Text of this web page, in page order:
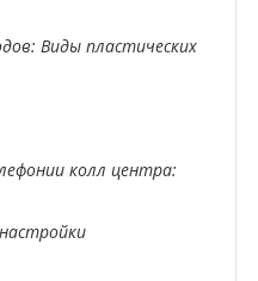
Виды пластических
колл центра: